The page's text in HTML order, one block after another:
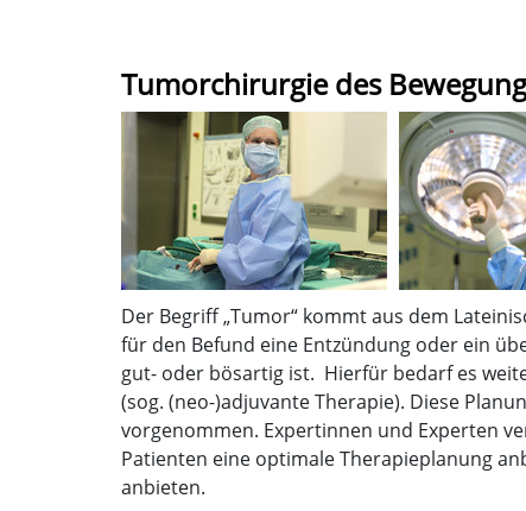
Tumorchirurgie des
Der Begriff „Tumor“ kommt aus dem
für den Befund eine Entzündung oder ein
gut- oder bösartig ist. Hierfür bedarf es
(sog. (neo-)adjuvante Therapie). Diese
vorgenommen. Expertinnen und Experten
Patienten eine optimale Therapieplanung
anbieten.